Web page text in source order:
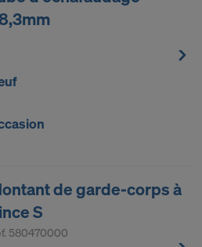
de garde-corps à
S
580470000